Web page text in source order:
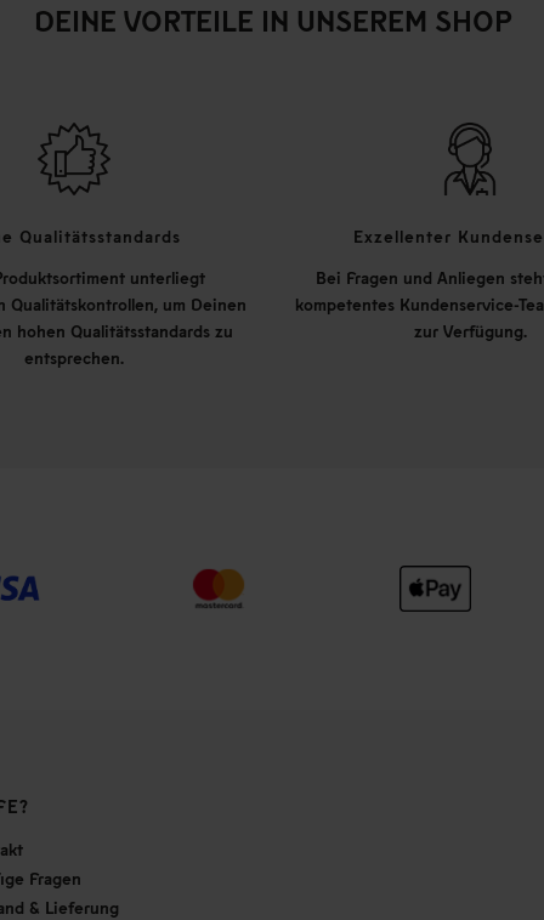
DEINE VORTEILE IN UNSEREM SHOP
Qualitätsstandards
unterliegt
Qualitätskontrollen, um Deinen
hohen Qualitätsstandards zu
entsprechen.
Exzellenter
Bei Fragen und Anliegen
kompetentes Kundenservice-
zur Verfügung.
Fragen
& Lieferung